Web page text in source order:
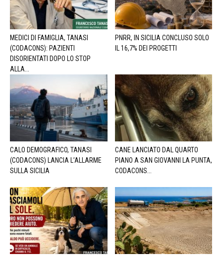
MEDICI DI FAMIGLIA, TANASI
(CODACONS): PAZIENTI
DISORIENTATI DOPO LO STOP
ALLA...
PNRR, IN SICILIA CONCLUSO SOLO
IL 16,7% DEI PROGETTI
CALO DEMOGRAFICO, TANASI
(CODACONS) LANCIA L’ALLARME
SULLA SICILIA
CANE LANCIATO DAL QUARTO
PIANO A SAN GIOVANNI LA PUNTA,
CODACONS...